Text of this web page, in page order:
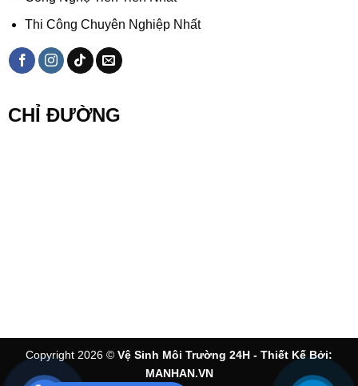
Thi Công Chuyên Nghiệp Nhất
CHỈ ĐƯỜNG
Copyright 2026 © Vệ Sinh Môi Trường 24H - Thiết Kế Bởi:
MANHAN.VN